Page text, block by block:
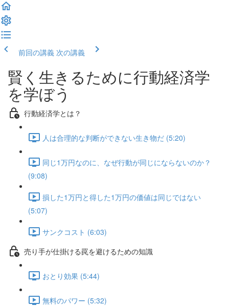
前回の講義 次の講義
賢く生きるために行動経済学
を学ぼう
行動経済学とは？
人は合理的な判断ができない生き物だ (5:20)
同じ1万円なのに、なぜ行動が同じにならないのか？
(9:08)
損した1万円と得した1万円の価値は同じではない
(5:07)
サンクコスト (6:03)
売り手が仕掛ける罠を避けるための知識
おとり効果 (5:44)
無料のパワー (5:32)